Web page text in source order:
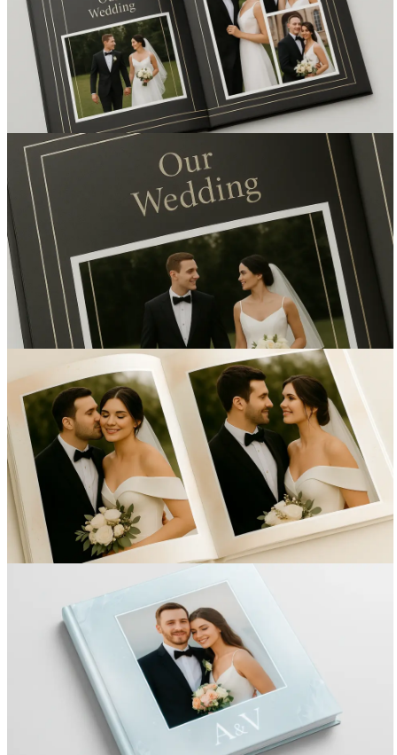
Вакансии
О компании
Написать директору
Арендодателям
Портфолио
Франшиза
Контакты